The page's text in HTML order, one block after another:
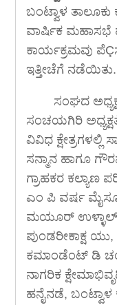
ಬಂಟ್ವಾಳ
ವಾರ್ಷಿಕ ಮಹಾಸಭೆ
ಕಾರ್ಯಕ್ರಮವು
ಇತ್ತೀಚೆಗೆ ನಡೆಯಿತು.
ಸಂಘದ
ಸಂಚಯಗಿರಿ
ವಿವಿಧ
ಸನ್ಮಾನ ಹಾಗೂ
ಗ್ರಾಹಕರ ಕಲ್ಯಾಣ
ಎಂ ಪಿ ವರ್ಷ
ಮಯೂರ್ ಉಳ್ಳಾಲ್,
ಪುಂಡರೀಕಾಕ್ಷ
ಕಮಾಂಡೆಂಟ್ ಡಿ
ನಾಗರಿಕ
ಹನೈನಡೆ,